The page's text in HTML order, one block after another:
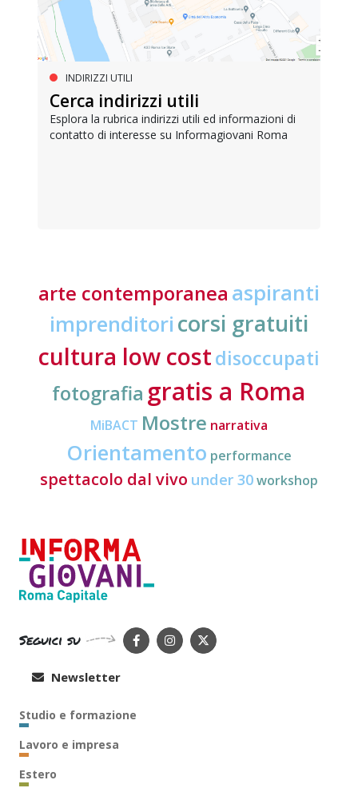
INDIRIZZI UTILI
Cerca indirizzi utili
Esplora la rubrica indirizzi utili ed informazioni di
contatto di interesse su Informagiovani Roma
arte contemporanea aspiranti
imprenditori corsi gratuiti
cultura low costdisoccupati
fotografia gratis a Roma
MiBACT Mostre narrativa
Orientamento performance
spettacolo dal vivo under 30workshop
Seguici su
Newsletter
Studio e formazione
Lavoro e impresa
Estero